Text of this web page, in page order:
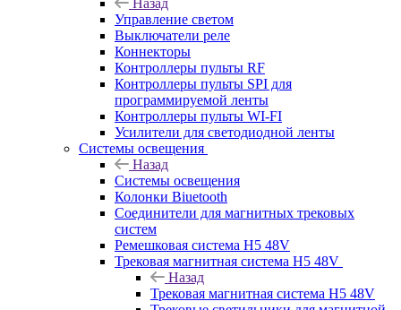
Назад
Управление светом
Выключатели реле
Коннекторы
Контроллеры пульты RF
Контроллеры пульты SPI для
программируемой ленты
Контроллеры пульты WI-FI
Усилители для светодиодной ленты
Системы освещения
Назад
Системы освещения
Колонки Biuetooth
Соединители для магнитных трековых
систем
Ремешковая система H5 48V
Трековая магнитная система H5 48V
Назад
Трековая магнитная система H5 48V